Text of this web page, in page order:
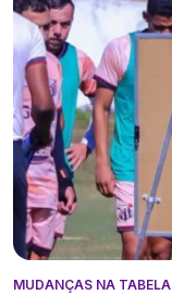
MUDANÇAS NA TABELA